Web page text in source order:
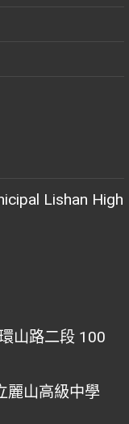
Lishan High
山路二段 100
麗山高級中學